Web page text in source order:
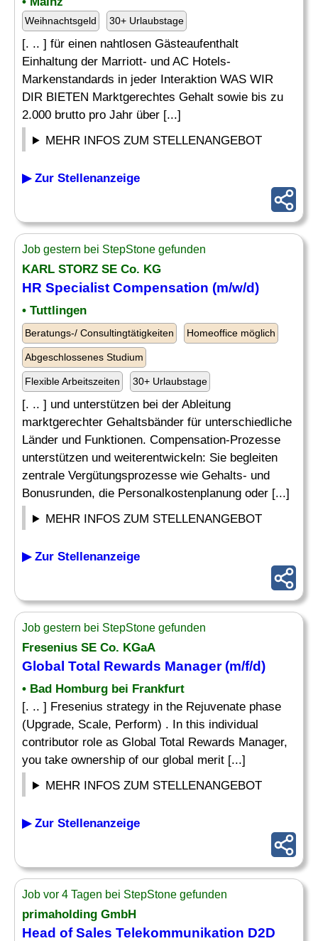
Weihnachtsgeld 30+ Urlaubstage
[. .. ] für einen nahtlosen Gästeaufenthalt
Einhaltung der Marriott- und AC Hotels-
Markenstandards in jeder Interaktion WAS WIR
DIR BIETEN Marktgerechtes Gehalt sowie bis zu
2.000 brutto pro Jahr über [...]
MEHR INFOS ZUM STELLENANGEBOT
▶ Zur Stellenanzeige
Job gestern bei StepStone gefunden
KARL STORZ SE Co. KG
HR Specialist Compensation (m/w/d)
• Tuttlingen
Beratungs-/ Consultingtätigkeiten Homeoffice möglich
Abgeschlossenes Studium
Flexible Arbeitszeiten 30+ Urlaubstage
[. .. ] und unterstützen bei der Ableitung
marktgerechter Gehaltsbänder für unterschiedliche
Länder und Funktionen. Compensation-Prozesse
unterstützen und weiterentwickeln: Sie begleiten
zentrale Vergütungsprozesse wie Gehalts- und
Bonusrunden, die Personalkostenplanung oder [...]
MEHR INFOS ZUM STELLENANGEBOT
▶ Zur Stellenanzeige
Job gestern bei StepStone gefunden
Fresenius SE Co. KGaA
Global Total Rewards Manager (m/f/d)
• Bad Homburg bei Frankfurt
[. .. ] Fresenius strategy in the Rejuvenate phase
(Upgrade, Scale, Perform) . In this individual
contributor role as Global Total Rewards Manager,
you take ownership of our global merit [...]
MEHR INFOS ZUM STELLENANGEBOT
▶ Zur Stellenanzeige
Job vor 4 Tagen bei StepStone gefunden
primaholding GmbH
Head of Sales Telekommunikation D2D